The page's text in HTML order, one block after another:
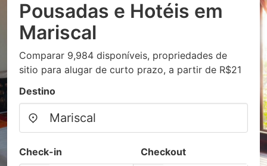
Pousadas e Hotéis em
Mariscal
Comparar 9,984 disponíveis, propriedades de
sitio para alugar de curto prazo, a partir de R$21
Destino
Check-in Checkout